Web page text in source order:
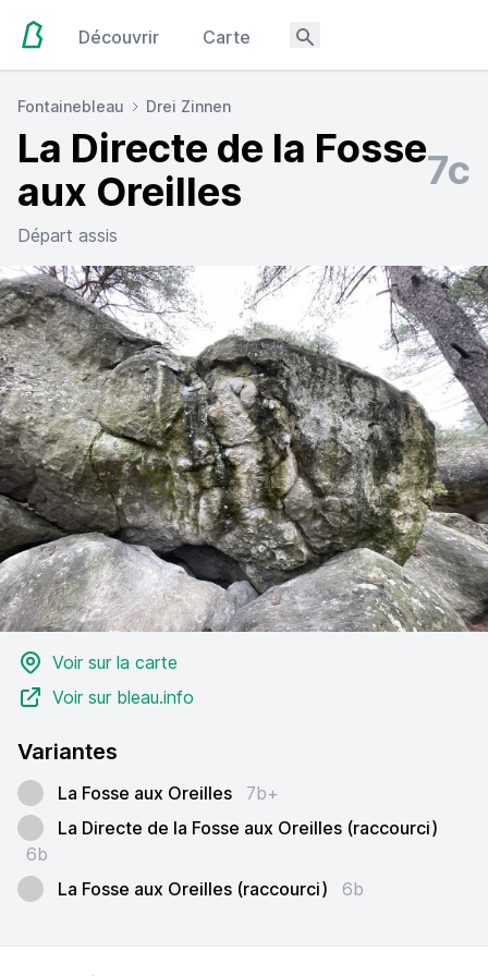
Découvrir Carte
Fontainebleau Drei Zinnen
La Directe de la Fosse
aux Oreilles
7c
Départ assis
Voir sur la carte
Voir sur bleau.info
Variantes
La Fosse aux Oreilles
7b+
La Directe de la Fosse aux Oreilles (raccourci)
6b
La Fosse aux Oreilles (raccourci)
6b